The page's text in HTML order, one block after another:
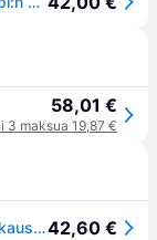
58,01 €
3 maksua 19,87 €
Iittala Ultima Thule On the rocks lasi, 2-pakkaus 28 cl42,60 €